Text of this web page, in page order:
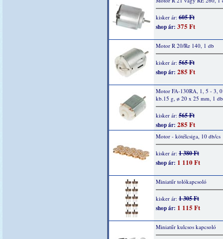
kisker ár: 605 Ft
shop ár: 375 Ft
Motor R 20/Re 140, 1 db
kisker ár: 565 Ft
shop ár: 285 Ft
Motor FA-130RA, 1, 5 - 3,
kb.15 g, ø 20 x 25 mm, 1 db
kisker ár: 565 Ft
shop ár: 285 Ft
Motor - kötélcsiga, 10 db/cs
kisker ár: 1 380 Ft
shop ár: 1 110 Ft
Miniatűr tolókapcsoló
kisker ár: 1 305 Ft
shop ár: 1 115 Ft
Miniatűr kulcsos kapcsoló